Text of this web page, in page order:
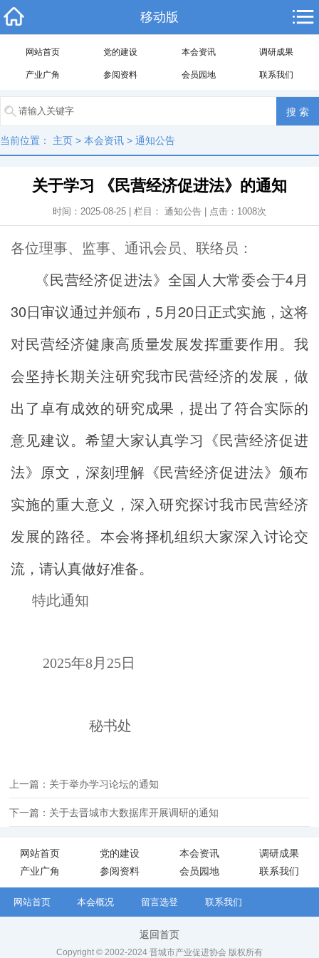
移动版
网站首页 党的建设 本会资讯 调研成果
产业广角 参阅资料 会员园地 联系我们
当前位置： 主页 > 本会资讯 > 通知公告
关于学习 《民营经济促进法》的通知
时间：2025-08-25 | 栏目： 通知公告 | 点击： 1008次
各位理事、监事、通讯会员、联络员：
《民营经济促进法》全国人大常委会于4月
30日审议通过并颁布，5月20日正式实施，这将
对民营经济健康高质量发展发挥重要作用。我
会坚持长期关注研究我市民营经济的发展，做
出了卓有成效的研究成果，提出了符合实际的
意见建议。希望大家认真学习《民营经济促进
法》原文，深刻理解《民营经济促进法》颁布
实施的重大意义，深入研究探讨我市民营经济
发展的路径。本会将择机组织大家深入讨论交
流，请认真做好准备。
特此通知
2025年8月25日
秘书处
上一篇：关于举办学习论坛的通知
下一篇：关于去晋城市大数据库开展调研的通知
网站首页 党的建设 本会资讯
调研成果
产业广角
参阅资料 会员园地 联系我们
网站首页 本会概况 留言选登 联系我们
返回首页
Copyright © 2002-2024 晋城市产业促进协会 版权所有